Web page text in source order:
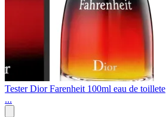
Tester Dior Farenheit 100ml eau de toillete
...